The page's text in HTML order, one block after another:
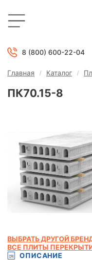
8 (800) 600-22-04
Главная Каталог
ПК70.15-8
ОПИСАНИЕ
ВЫБРАТЬ ДРУГОЙ
ВСЕ ПЛИТЫ